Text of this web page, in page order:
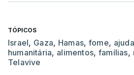
TÓPICOS
Israel, Gaza, Hamas,fome, ajuda
humanitária, alimentos,famílias,
Telavive